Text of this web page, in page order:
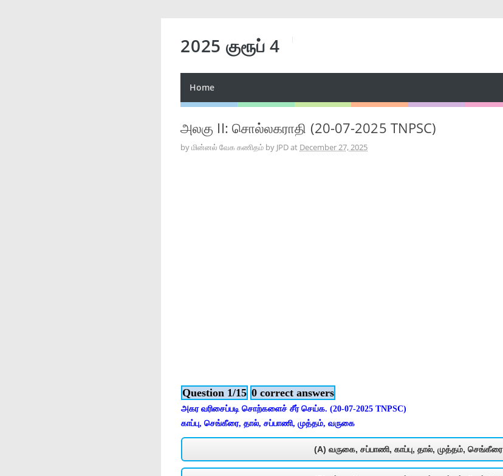
2025 குரூப் 4
Home
அலகு II: சொல்லகராதி (20-07-2025 TNPSC)
byமின்னல் வேக கணிதம் by JPDat December 27, 2025
Question 1/15 0 correct answers
அகர வரிசைப்படி சொற்களைச் சீர் செய்க. (20-07-2025 TNPSC)
காப்பு, செங்கீரை, தால், சப்பாணி, முத்தம், வருகை
(A) வருகை, சப்பாணி, காப்பு, தால், முத்தம், செங்கீரை